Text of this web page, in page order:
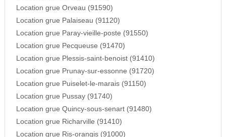
Location grue Orveau (91590)
Location grue Palaiseau (91120)
Location grue Paray-vieille-poste (91550)
Location grue Pecqueuse (91470)
Location grue Plessis-saint-benoist (91410)
Location grue Prunay-sur-essonne (91720)
Location grue Puiselet-le-marais (91150)
Location grue Pussay (91740)
Location grue Quincy-sous-senart (91480)
Location grue Richarville (91410)
Location grue Ris-orangis (91000)